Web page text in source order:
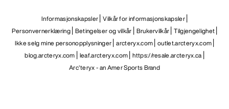
Informasjonskapsler Vilkår for informasjonskapsler
Personvernerklæring Betingelser og vilkår Brukervilkår Tilgjengelighet
Ikke selg mine personopplysninger arcteryx.com outlet.arcteryx.com
blog.arcteryx.com leaf.arcteryx.com https://resale.arcteryx.ca
Arc'teryx - an Amer Sports Brand